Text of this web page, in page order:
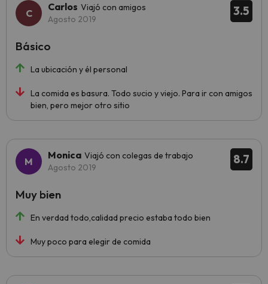
3.5
Carlos Viajó con amigos
Agosto 2019
La ubicación y él personal
La comida es basura. Todo sucio y viejo. Para ir con amigos
bien, pero mejor otro sitio
Básico
8.7
Monica Viajó con colegas de trabajo
Agosto 2019
En verdad todo,calidad precio estaba todo bien
Muy poco para elegir de comida
Muy bien